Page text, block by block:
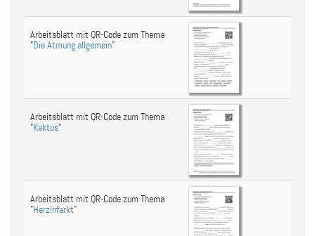
Arbeitsblatt mit QR-Code zum Thema
"Die Atmung allgemein"
Arbeitsblatt mit QR-Code zum Thema
"Kaktus"
Arbeitsblatt mit QR-Code zum Thema
"Herzinfarkt"